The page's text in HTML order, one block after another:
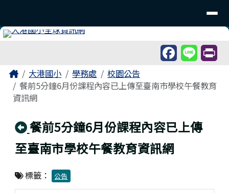
主內容區域
Home大港國小 學務處
校園公告
餐前5分鐘6月份課程內容已上傳至臺南市學校午餐教育
資訊網
回上頁
餐前5分鐘6月份課程內容已上傳
至臺南市學校午餐教育資訊網
標籤： 公告
頁尾區域